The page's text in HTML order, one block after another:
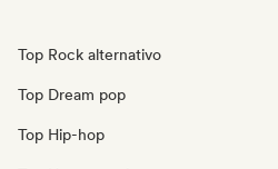
Top Rock alternativo
Top Dream pop
Top Hip-hop